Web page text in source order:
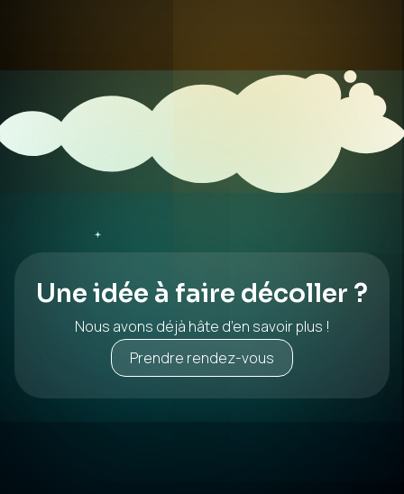
Une idée à faire décoller ?
Nous avons déjà hâte d’en savoir plus !
Prendre rendez-vous